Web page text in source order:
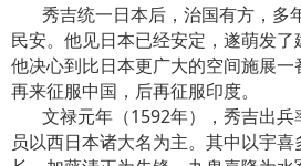
秀吉统一日本后，治国有方，多
民安。他见日本已经安定，遂萌发了
他决心到比日本更广大的空间施展一
再来征服中国，后再征服印度。
文禄元年（1592年），秀吉出兵
员以西日本诸大名为主。其中以宇